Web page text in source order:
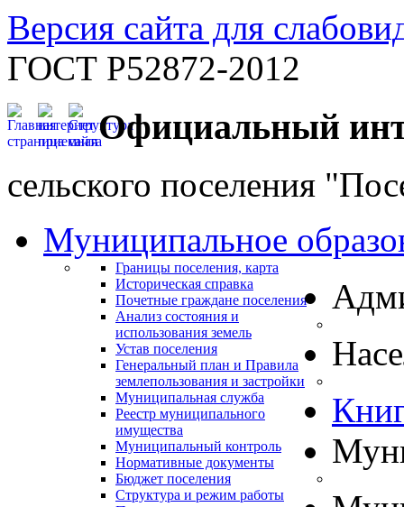
Версия сайта для
ГОСТ Р52872-2012
Официальный
сельского поселения
Муниципальное
Границы поселения, карта
Историческая справка
Почетные граждане поселения
Анализ состояния и
использования земель
Устав поселения
Генеральный план и Правила
землепользования и застройки
Муниципальная служба
Реестр муниципального
имущества
Муниципальный контроль
Нормативные документы
Бюджет поселения
Структура и режим работы